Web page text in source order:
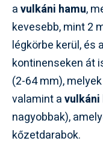
avulkáni hamu,
kevesebb, mint 2
légkörbe kerül, és
kontinenseken át
(2-64 mm),
valamint a
nagyobbak),
kőzetdarabok.